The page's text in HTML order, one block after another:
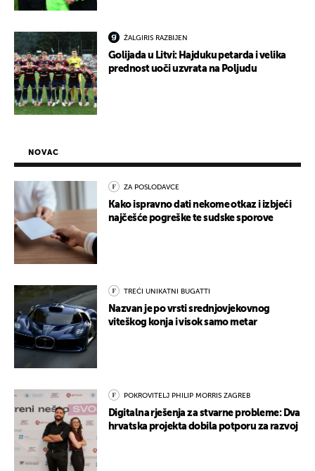
ŽALGIRIS RAZBIJEN
Golijada u Litvi: Hajduku petarda i velika
prednost uoči uzvrata na Poljudu
NOVAC
ZA POSLODAVCE
Kako ispravno dati nekome otkaz i izbjeći
najčešće pogreške te sudske sporove
TREĆI UNIKATNI BUGATTI
Nazvan je po vrsti srednjovjekovnog
viteškog konja i visok samo metar
POKROVITELJ PHILIP MORRIS ZAGREB
Digitalna rješenja za stvarne probleme: Dva
hrvatska projekta dobila potporu za razvoj